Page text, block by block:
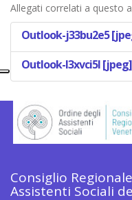
Allegati correlati a questo
Outlook-j33bu2e5
Outlook-l3xvci5l [jpeg]
Consiglio
Assistenti Sociali